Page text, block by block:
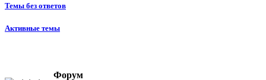
Темы без ответов
Активные темы
Форум